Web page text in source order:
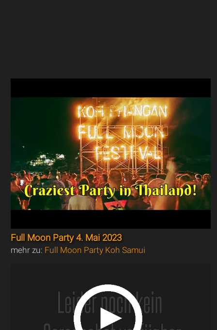
Full Moon Party 4. Mai 2023
mehr zu: Full Moon Party Koh Samui